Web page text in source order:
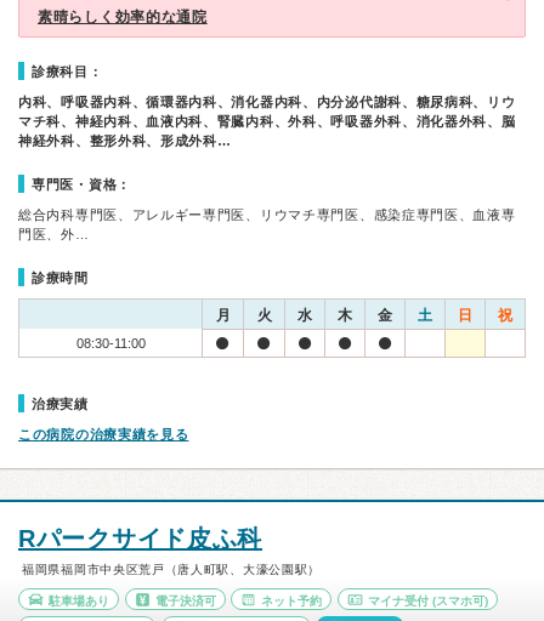
素晴らしく効率的な通院
診療科目：
内科、呼吸器内科、循環器内科、消化器内科、内分泌代謝科、糖尿病科、リウ
マチ科、神経内科、血液内科、腎臓内科、外科、呼吸器外科、消化器外科、脳
神経外科、整形外科、形成外科…
専門医・資格：
総合内科専門医、アレルギー専門医、リウマチ専門医、感染症専門医、血液専
門医、外…
診療時間
月 火 水 木 金 土 日 祝
08:30-11:00
治療実績
この病院の治療実績を見る
Rパークサイド皮ふ科
福岡県福岡市中央区荒戸（唐人町駅、大濠公園駅）
駐車場あり 電子決済可 ネット予約 マイナ受付 (スマホ可)